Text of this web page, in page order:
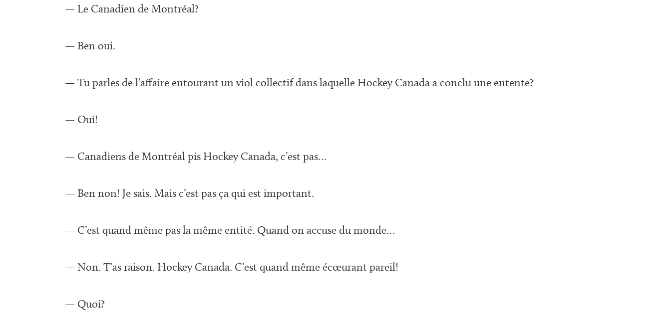
— Le Canadien de Montréal?
— Ben oui.
— Tu parles de l’affaire entourant un viol collectif dans laquelle Hockey Canada a conclu une entente?
— Oui!
— Canadiens de Montréal pis Hockey Canada, c’est pas…
— Ben non! Je sais. Mais c’est pas ça qui est important.
— C’est quand même pas la même entité. Quand on accuse du monde…
— Non. T’as raison. Hockey Canada. C’est quand même écœurant pareil!
— Quoi?